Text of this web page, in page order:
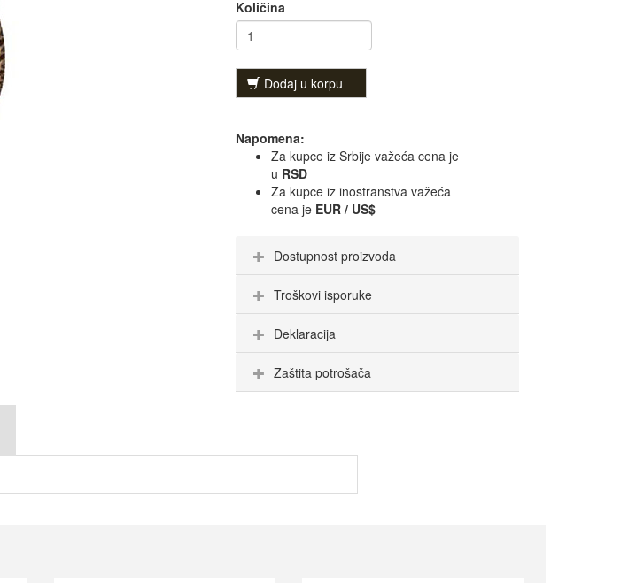
Količina
Dodaj u korpu
Napomena:
Za kupce iz Srbije važeća cena je
u RSD
Za kupce iz inostranstva važeća
cena je EUR / US$
Dostupnost proizvoda
Troškovi isporuke
Deklaracija
Zaštita potrošača